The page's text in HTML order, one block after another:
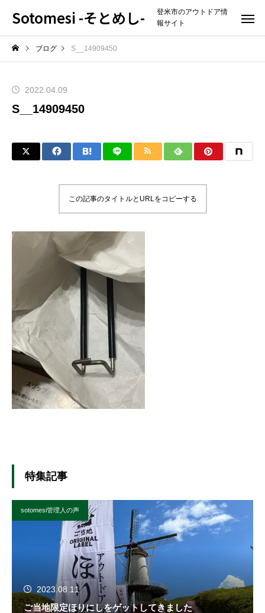
Sotomesi -そとめし-
登米市のアウトドア情
報サイト
ブログ S__14909450
2022.04.09
S__14909450
この記事のタイトルとURLをコピーする
特集記事
sotomesi管理人の声
2023.08.11
ご当地限定ほりにしをゲットしてきました